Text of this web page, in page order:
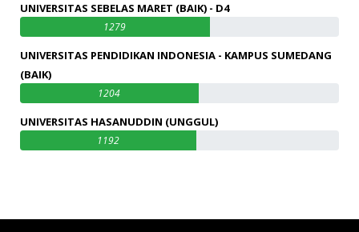
UNIVERSITAS SEBELAS MARET (BAIK) - D4
1279
UNIVERSITAS PENDIDIKAN INDONESIA - KAMPUS SUMEDANG
(BAIK)
1204
UNIVERSITAS HASANUDDIN (UNGGUL)
1192